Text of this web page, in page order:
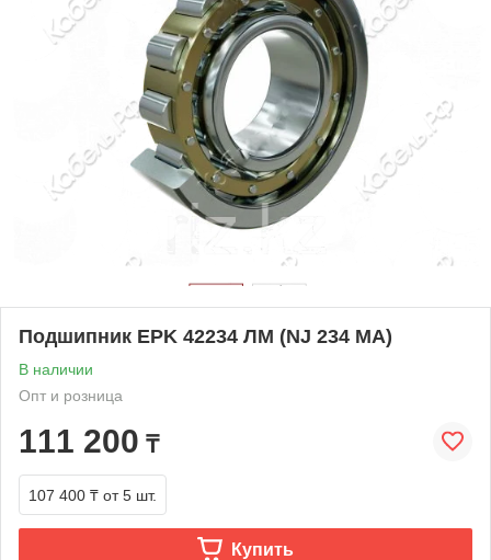
Подшипник EPK 42234 ЛМ (NJ 234 MА)
В наличии
Опт и розница
111 200 ₸
107 400 ₸ от 5 шт.
Купить